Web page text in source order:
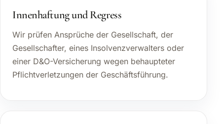
Innenhaftung und Regress
Wir prüfen Ansprüche der Gesellschaft, der
Gesellschafter, eines Insolvenzverwalters oder
einer D&O-Versicherung wegen behaupteter
Pflichtverletzungen der Geschäftsführung.